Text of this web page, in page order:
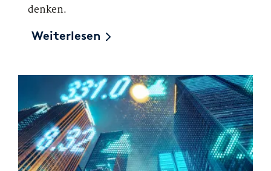
denken.
Weiterlesen